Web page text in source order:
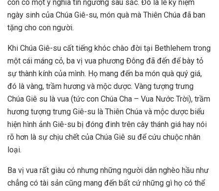
còn có một ý nghĩa tín ngưỡng sâu sắc. Đó là lễ kỷ niệm
ngày sinh của Chúa Giê-su, món quà mà Thiên Chúa đã ban
tặng cho con người.
Khi Chúa Giê-su cất tiếng khóc chào đời tại Bethlehem trong
một cái máng cỏ, ba vị vua phương Đông đã đến để bày tỏ
sự thành kính của mình. Họ mang đến ba món quà quý giá,
đó là vàng, trầm hương và mộc dược. Vàng tượng trưng
Chúa Giê su là vua (tức con Chúa Cha – Vua Nước Trời), trầm
hương tượng trưng Giê-su là Thiên Chúa và mộc dược biểu
hiện hình ảnh Giê-su bị đóng đinh trên cây thánh giá hay nói
rõ hơn là sự chịu chết của Chúa Giê su để cứu chuộc nhân
loại.
Ba vị vua rất giàu có nhưng những người dân nghèo hầu như
chẳng có tài sản cũng mang đến bất cứ những gì họ có thể